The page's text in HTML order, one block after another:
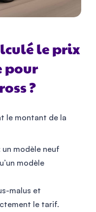
le prix
pour
?
le montant de la
un modèle neuf
modèle
malus et
le tarif.